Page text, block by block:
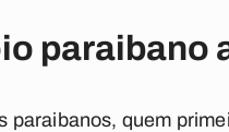
paraibano
paraibanos, quem